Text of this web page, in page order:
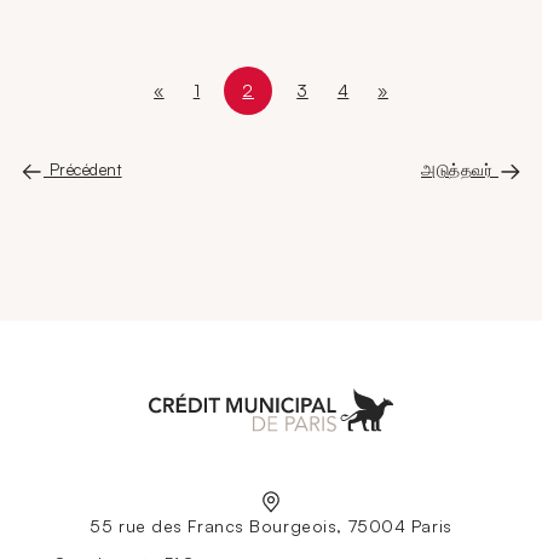
Page 2 sur 5
Précédent
Première page
« Page
1 Page courante
2 Page
3 Page
4 Dernière page
»
அடுத்தவர்
55 rue des Francs Bourgeois, 75004 Paris